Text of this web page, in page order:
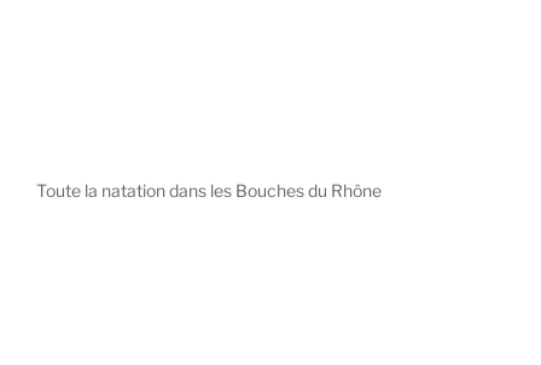
Toute la natation dans les Bouches du Rhône